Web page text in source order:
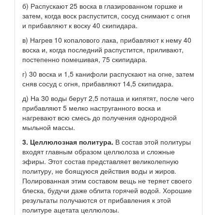
б) Распускают 25 воска в глазированном горшке и
затем, когда воск распустится, сосуд снимают с огня
и прибавляют к воску 40 скипидара.
в) Нагрев 10 копалового лака, прибавляют к нему 40
воска и, когда последний распустится, приливают,
постепенно помешивая, 75 скипидара.
г) 30 воска и 1,5 канифоли распускают на огне, затем
сняв сосуд с огня, прибавляют 14,5 скипидара.
д) На 30 воды берут 2,5 поташа и кипятят, после чего
прибавляют 5 мелко наструганного воска и
нагревают всю смесь до получения однородной
мыльной массы.
3. Целлюлозная политура. В состав этой политуры
входят главным образом целлюлоза и сложные
эфиры. Этот состав представляет великолепную
политуру, не боящуюся действия воды и жиров.
Полированная этим составом вещь не теряет своего
блеска, будучи даже облита горячей водой. Хорошие
результаты получаются от прибавления к этой
политуре ацетата целлюлозы.